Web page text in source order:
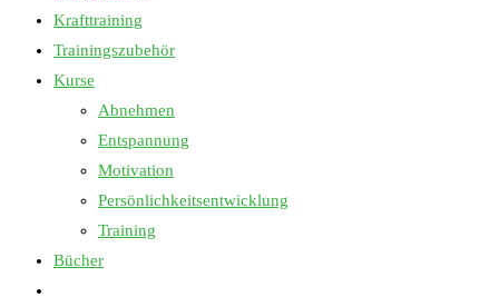
Krafttraining
Trainingszubehör
Kurse
Abnehmen
Entspannung
Motivation
Persönlichkeitsentwicklung
Training
Bücher